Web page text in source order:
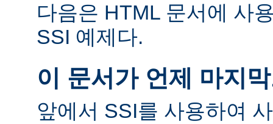
다음은 HTML 문서에 사
SSI 예제다.
이 문서가 언제 마지
앞에서 SSI를 사용하여